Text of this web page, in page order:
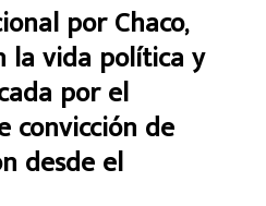
por Chaco,
la vida política y
por el
convicción de
desde el